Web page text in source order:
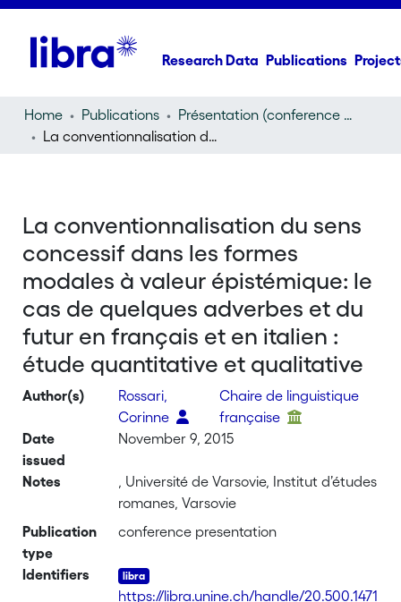
Research Data Publications
Home Publications
Présentation (conference presentation)
La conventionnalisation du sens concessif dans les formes modales à valeur épistémique: le cas de quelques adverbes et du futur en français et en italien : étude quantitative et qualitative
La conventionnalisation du sens
concessif dans les formes
modales à valeur épistémique: le
cas de quelques adverbes et du
futur en français et en italien :
étude quantitative et qualitative
Author(s)
Rossari,
Corinne
Chaire de linguistique
française
Date
issued
November 9, 2015
Notes
, Université de Varsovie, Institut d’études
romanes, Varsovie
Publication
type
conference presentation
Identifiers
https://libra.unine.ch/handle/20.500.1471